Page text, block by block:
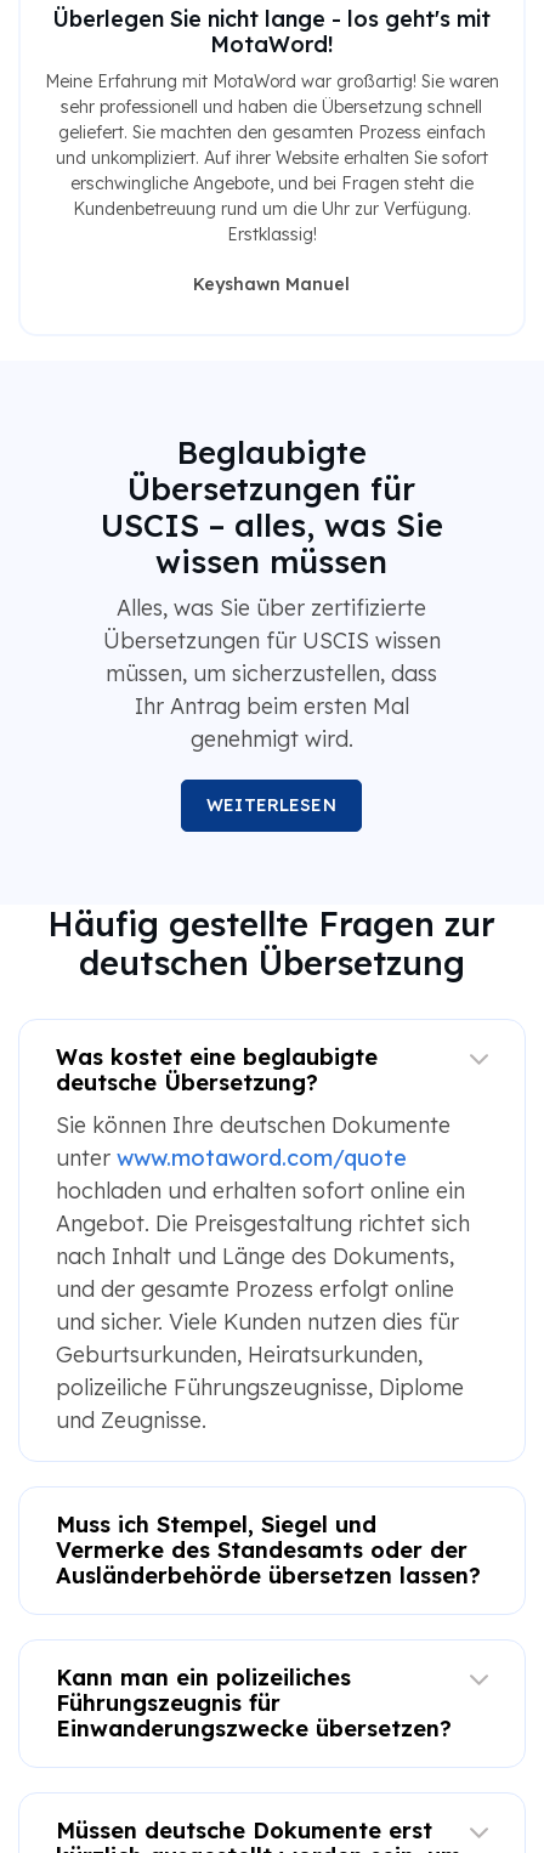
Überlegen Sie nicht lange - los geht's mit
MotaWord!
Meine Erfahrung mit MotaWord war großartig! Sie waren
sehr professionell und haben die Übersetzung schnell
geliefert. Sie machten den gesamten Prozess einfach
und unkompliziert. Auf ihrer Website erhalten Sie sofort
erschwingliche Angebote, und bei Fragen steht die
Kundenbetreuung rund um die Uhr zur Verfügung.
Erstklassig!
Keyshawn Manuel
Beglaubigte
Übersetzungen für
USCIS – alles, was Sie
wissen müssen
Alles, was Sie über zertifizierte
Übersetzungen für USCIS wissen
müssen, um sicherzustellen, dass
Ihr Antrag beim ersten Mal
genehmigt wird.
WEITERLESEN
Häufig gestellte Fragen zur
deutschen Übersetzung
Was kostet eine beglaubigte
deutsche Übersetzung?
Sie können Ihre deutschen Dokumente
unter www.motaword.com/quote
hochladen und erhalten sofort online ein
Angebot. Die Preisgestaltung richtet sich
nach Inhalt und Länge des Dokuments,
und der gesamte Prozess erfolgt online
und sicher. Viele Kunden nutzen dies für
Geburtsurkunden, Heiratsurkunden,
polizeiliche Führungszeugnisse, Diplome
und Zeugnisse.
Muss ich Stempel, Siegel und
Vermerke des Standesamts oder der
Ausländerbehörde übersetzen lassen?
Kann man ein polizeiliches
Führungszeugnis für
Einwanderungszwecke übersetzen?
Müssen deutsche Dokumente erst